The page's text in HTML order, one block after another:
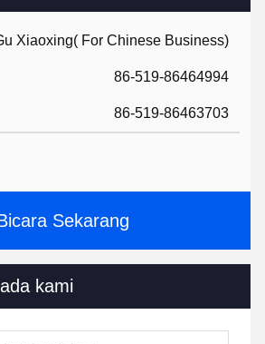
Xiaoxing( For Chinese Business)
86-519-86464994
86-519-86463703
Sekarang
kami